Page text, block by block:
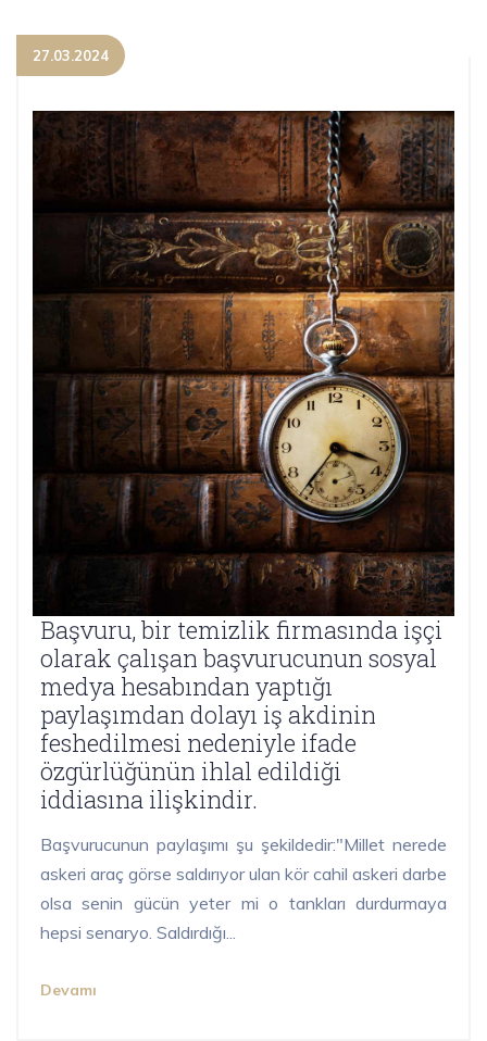
27.03.2024
Başvuru, bir temizlik firmasında işçi
olarak çalışan başvurucunun sosyal
medya hesabından yaptığı
paylaşımdan dolayı iş akdinin
feshedilmesi nedeniyle ifade
özgürlüğünün ihlal edildiği
iddiasına ilişkindir.
Başvurucunun paylaşımı şu şekildedir:"Millet nerede
askeri araç görse saldırıyor ulan kör cahil askeri darbe
olsa senin gücün yeter mi o tankları durdurmaya
hepsi senaryo. Saldırdığı...
Devamı